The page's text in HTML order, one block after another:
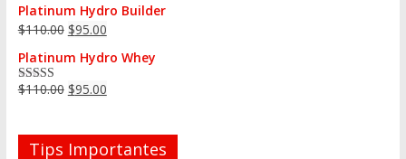
Platinum Hydro Builder
$110.00 $95.00
Platinum Hydro Whey
Valorado en
$110.00 $95.00
Tips Importantes